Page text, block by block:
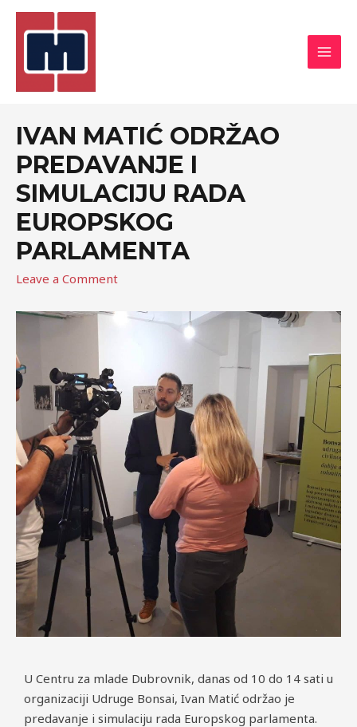
IVAN MATIĆ ODRŽAO
PREDAVANJE I
SIMULACIJU RADA
EUROPSKOG
PARLAMENTA
Leave a Comment
U Centru za mlade Dubrovnik, danas od 10 do 14 sati u
organizaciji Udruge Bonsai, Ivan Matić održao je
predavanje i simulaciju rada Europskog parlamenta.